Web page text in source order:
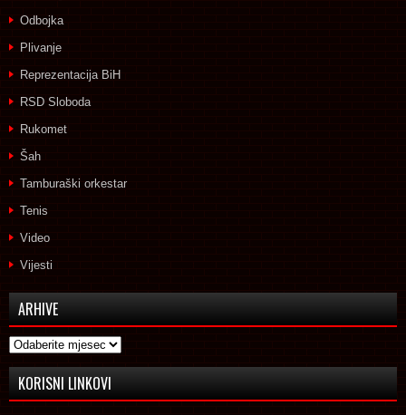
Odbojka
Plivanje
Reprezentacija BiH
RSD Sloboda
Rukomet
Šah
Tamburaški orkestar
Tenis
Video
Vijesti
ARHIVE
Arhive
KORISNI LINKOVI